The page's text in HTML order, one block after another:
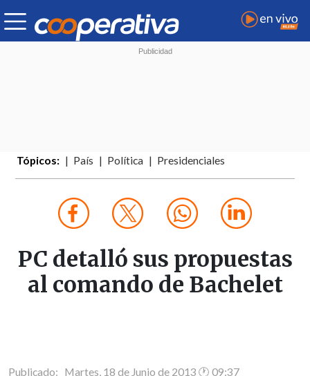
Tópicos: País Política Presidenciales
PC detalló sus propuestas
al comando de Bachelet
Publicado: Martes, 18 de Junio de 2013 🕐 09:37